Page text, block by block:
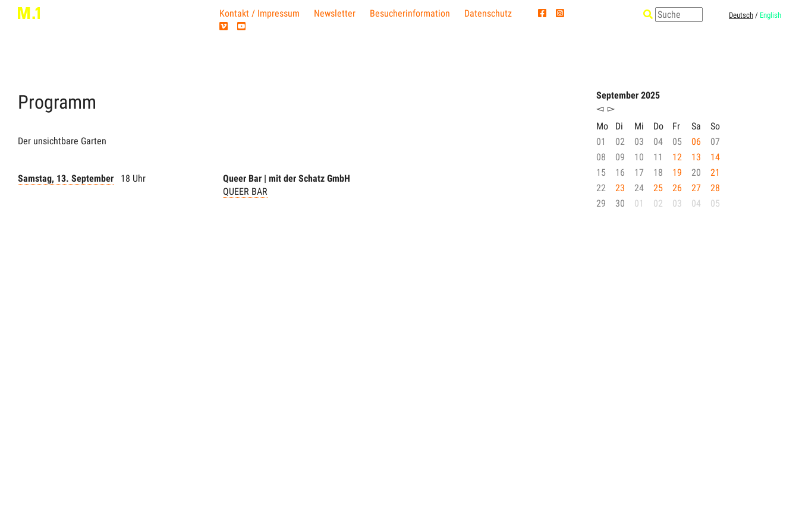
Kontakt / Impressum Newsletter Besucherinformation Datenschutz Deutsch / English
Programm
Der unsichtbare Garten
Samstag, 13. September 18 Uhr
Queer Bar | mit der Schatz GmbH
QUEER BAR
September 2025
◅ ▻
Mo
Di Mi Do Fr Sa
So
01
02 03 04 05 06
07
08
09 10 11 12 13
14
15
16 17 18 19 20
21
22
23 24 25 26 27
28
29
30 01 02 03 04 05